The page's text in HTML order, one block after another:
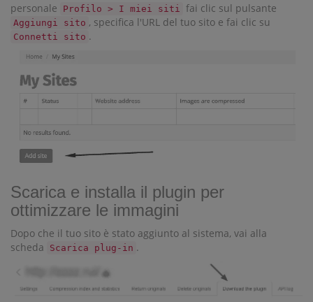
personale
Profilo > I miei siti fai clic sul pulsante
Aggiungi sito , specifica l'URL del tuo sito e fai clic su
Connetti sito .
Scarica e installa il plugin per
ottimizzare le immagini
Dopo che il tuo sito è stato aggiunto al sistema, vai alla
scheda
Scarica plug-in .